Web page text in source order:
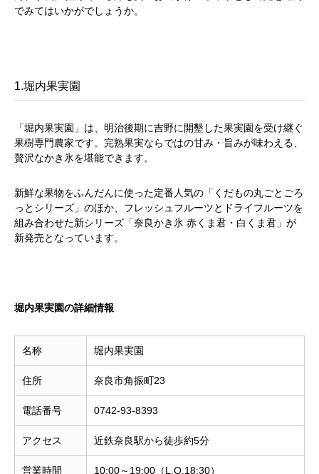
でみてはいかがでしょうか。
1.堀内果実園
「堀内果実園」は、明治後期に吉野に開墾した果実園を受け継ぐ
果樹専門農家です。完熟果実ならではの甘み・旨みが味わえる、
贅沢なかき氷を堪能できます。
新鮮な果物をふんだんに使った定番人気の「くだもの丸ごとごろ
っとシリーズ」のほか、フレッシュフルーツとドライフルーツを
組み合わせた新シリーズ「奈良かき氷 赤くま君・白くま君」が
新発売となっています。
堀内果実園の詳細情報
名称 堀内果実園
住所 奈良市角振町23
電話番号 0742-93-8393
アクセス 近鉄奈良駅から徒歩約5分
営業時間 10:00～19:00（L.O.18:30）